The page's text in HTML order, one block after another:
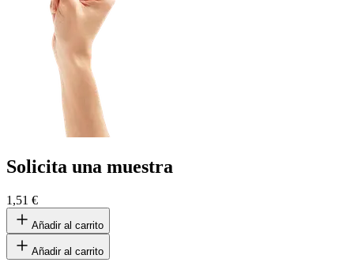
Solicita una muestra
1,51 €
Añadir al carrito
Añadir al carrito